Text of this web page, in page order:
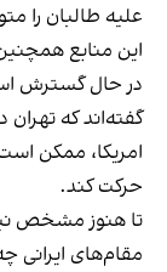
علیه طالبان را
این منابع
در حال گسترش
گفته‌اند که
امریکا، ممکن
حرکت کند.
تا هنوز مشخص
مقام‌های ایرانی